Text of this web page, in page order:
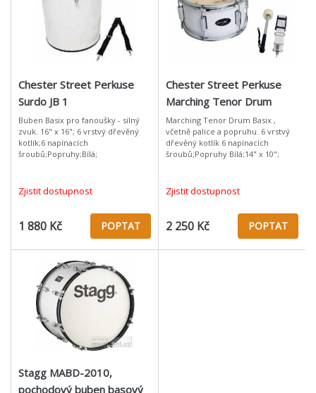
Chester Street Perkuse
Surdo JB 1
Buben Basix pro fanoušky - silný
zvuk. 16" x 16"; 6 vrstvý dřevěný
kotlík;6 napínacích
šroubů;Popruhy;Bílá;
Zjistit dostupnost
1 880 Kč POPTAT
Chester Street Perkuse
Marching Tenor Drum
Marching Tenor Drum Basix ,
včetně palice a popruhu. 6 vrstvý
dřevěný kotlík 6 napínacích
šroubů;Popruhy Bílá;14" x 10";
Zjistit dostupnost
2 250 Kč POPTAT
Stagg MABD-2010,
pochodový buben basový